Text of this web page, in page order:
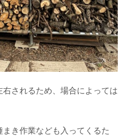
されるため、場合によっては
き作業なども入ってくるた